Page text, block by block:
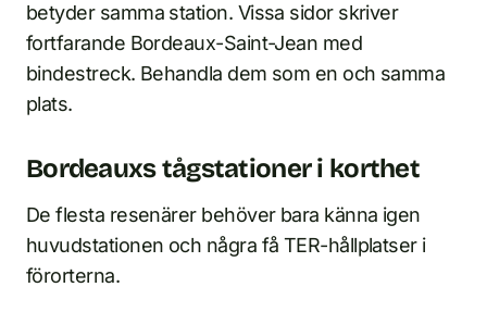
betyder samma station. Vissa sidor skriver
fortfarande Bordeaux-Saint-Jean med
bindestreck. Behandla dem som en och samma
plats.
Bordeauxs tågstationer i korthet
De flesta resenärer behöver bara känna igen
huvudstationen och några få TER-hållplatser i
förorterna.